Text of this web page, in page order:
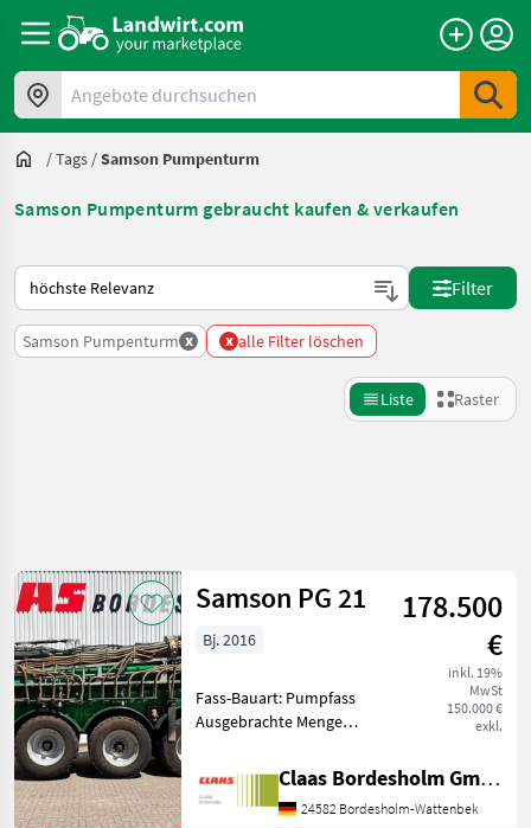
Angebote durchsuchen
/Tags /Samson Pumpenturm
Samson Pumpenturm gebraucht kaufen & verkaufen
So wird auf Landwirt.com sortiert
Filter
Samson Pumpenturm x x alle Filter löschen
Liste Raster
Kategorie 2 Land Filter
AKTUELLER
PFAD
Samson
Pumpenturm
KATEGORIE
WÄHLEN
Zurücksetzen
Ergebnisse
anzeigen
Samson PG 21
178.500
€
inkl. 19%
MwSt
150.000 €
exkl.
Bj. 2016
Fass-Bauart: Pumpfass
Ausgebrachte Menge
Güllewagen; 3 Achsen,
hydraulisch gefedert,
Standard Lenkung über
Claas Bordesholm GmbH
24582 Bordesholm-Wattenbek